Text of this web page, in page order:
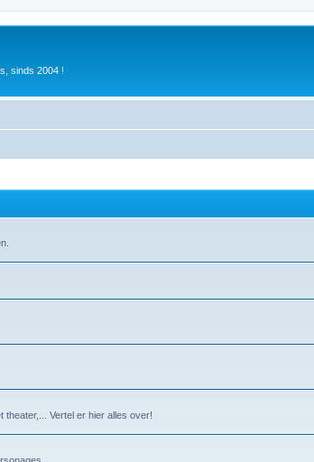
sinds 2004 !
theater,... Vertel er hier alles over!